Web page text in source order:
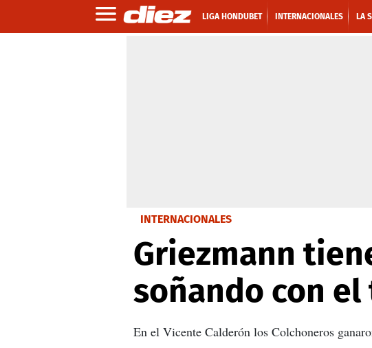
LIGA HONDUBET INTERNACIONALES LA
INTERNACIONALES
Griezmann
soñando con
En el Vicente Calderón los Colchoneros